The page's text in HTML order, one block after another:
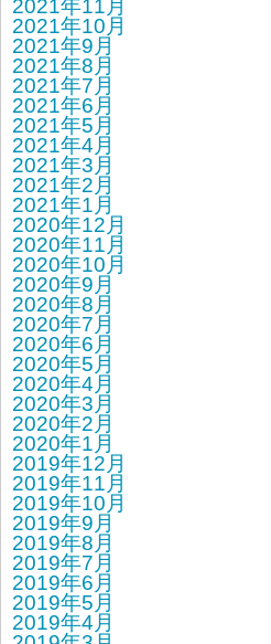
2021年11月
2021年10月
2021年9月
2021年8月
2021年7月
2021年6月
2021年5月
2021年4月
2021年3月
2021年2月
2021年1月
2020年12月
2020年11月
2020年10月
2020年9月
2020年8月
2020年7月
2020年6月
2020年5月
2020年4月
2020年3月
2020年2月
2020年1月
2019年12月
2019年11月
2019年10月
2019年9月
2019年8月
2019年7月
2019年6月
2019年5月
2019年4月